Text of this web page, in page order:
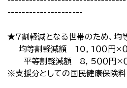
---------------------
★７割軽減となる世帯のため、均
均等割軽減額 10，1００円×
平等割軽減額 8，5００円×０
※支援分としての国民健康保険料